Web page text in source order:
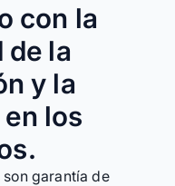
con la
de la
y la
los
garantía de